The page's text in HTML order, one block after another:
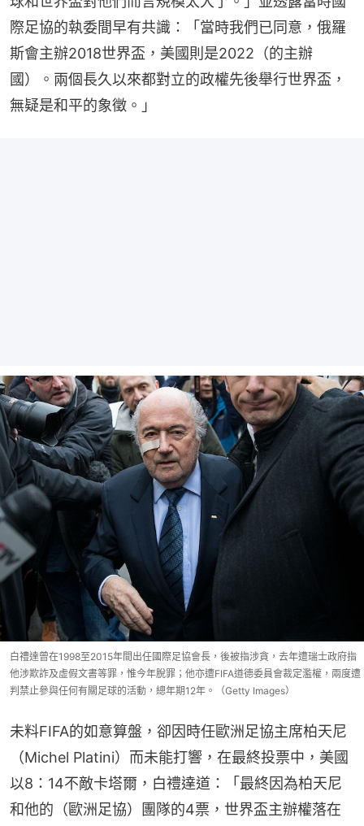
際足協的執委間早有共識：「當時我們已同意，俄羅
斯會主辦2018世界盃，美國則是2022（的主辦
國）。兩個長久以來都對立的政權先後舉行世界盃，
無疑是和平的象徵。」
白禮達曾在1998至2015年間出任國際足協會長，後被指涉貪，去年遭瑞士政府指
他涉欺詐及虛假文書等罪，惟今年脫罪；他亦遭FIFA道德委員會裁定濫權，兩度遭
判禁止參與任何有關足球的活動，總年期12年。（Getty Images）
未料FIFA的如意算盤，卻因時任歐洲足協主席柏天尼
（Michel Platini）而未能打響，在最終投票中，美國
以8：14不敵卡塔爾，白禮達道：「最終因為柏天尼
和他的（歐洲足協）團隊的4票，世界盃主辦權落在